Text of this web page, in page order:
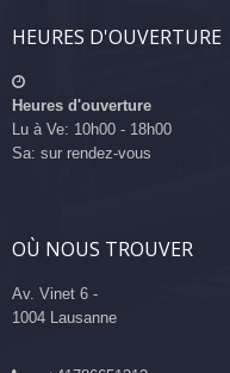
HEURES D'OUVERTURE
Heures d'ouverture
Lu à Ve: 10h00 - 18h00
Sa: sur rendez-vous
OÙ NOUS TROUVER
Av. Vinet 6 -
1004 Lausanne